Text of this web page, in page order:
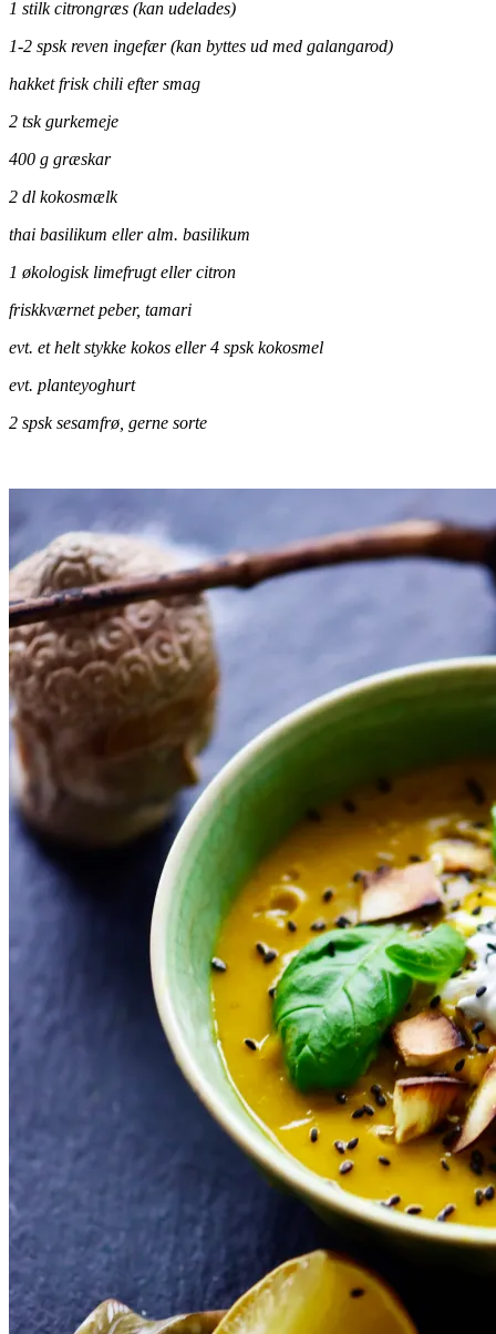
1 stilk citrongræs (kan udelades)
1-2 spsk reven ingefær (kan byttes ud med galangarod)
hakket frisk chili efter smag
2 tsk gurkemeje
400 g græskar
2 dl kokosmælk
thai basilikum eller alm. basilikum
1 økologisk limefrugt eller citron
friskkværnet peber, tamari
evt. et helt stykke kokos eller 4 spsk kokosmel
evt. planteyoghurt
2 spsk sesamfrø, gerne sorte